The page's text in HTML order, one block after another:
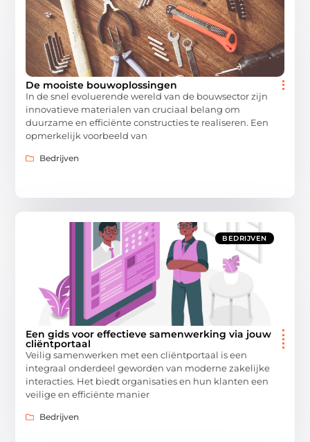
De mooiste bouwoplossingen
In de snel evoluerende wereld van de bouwsector zijn
innovatieve materialen van cruciaal belang om
duurzame en efficiënte constructies te realiseren. Een
opmerkelijk voorbeeld van
Bedrijven
BEDRIJVEN
Een gids voor effectieve samenwerking via jouw
cliëntportaal
Veilig samenwerken met een cliëntportaal is een
integraal onderdeel geworden van moderne zakelijke
interacties. Het biedt organisaties en hun klanten een
veilige en efficiënte manier
Bedrijven